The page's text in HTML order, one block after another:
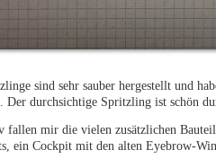
sind sehr sauber hergestellt und
Der durchsichtige Spritzling ist schön
fallen mir die vielen zusätzlichen
ein Cockpit mit den alten Eyebrow-